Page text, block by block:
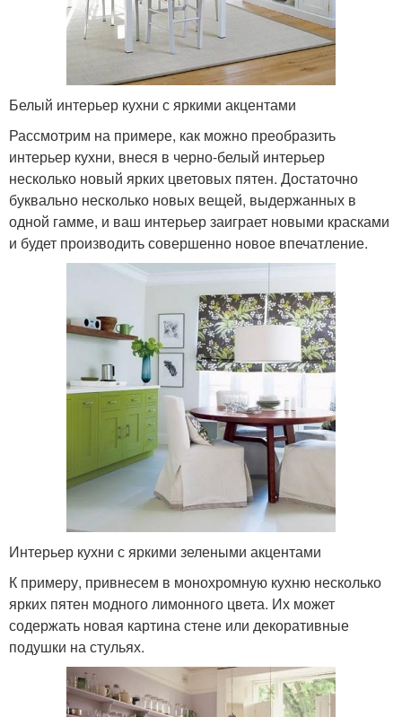
Белый интерьер кухни с яркими акцентами
Рассмотрим на примере, как можно преобразить
интерьер кухни, внеся в черно-белый интерьер
несколько новый ярких цветовых пятен. Достаточно
буквально несколько новых вещей, выдержанных в
одной гамме, и ваш интерьер заиграет новыми красками
и будет производить совершенно новое впечатление.
Интерьер кухни с яркими зелеными акцентами
К примеру, привнесем в монохромную кухню несколько
ярких пятен модного лимонного цвета. Их может
содержать новая картина стене или декоративные
подушки на стульях.